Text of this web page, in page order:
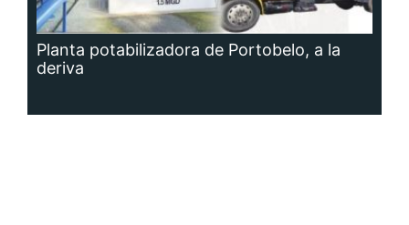
Planta potabilizadora de Portobelo, a la
deriva